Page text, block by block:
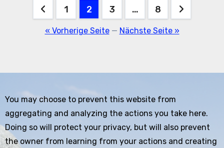
Seitennummerierung
1 2 3 … 8
« Vorherige Seite— Nächste Seite »
You may choose to prevent this website from
aggregating and analyzing the actions you take here.
Doing so will protect your privacy, but will also prevent
the owner from learning from your actions and creating